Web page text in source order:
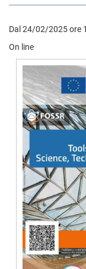
Dal 24/02/2025 ore
On line